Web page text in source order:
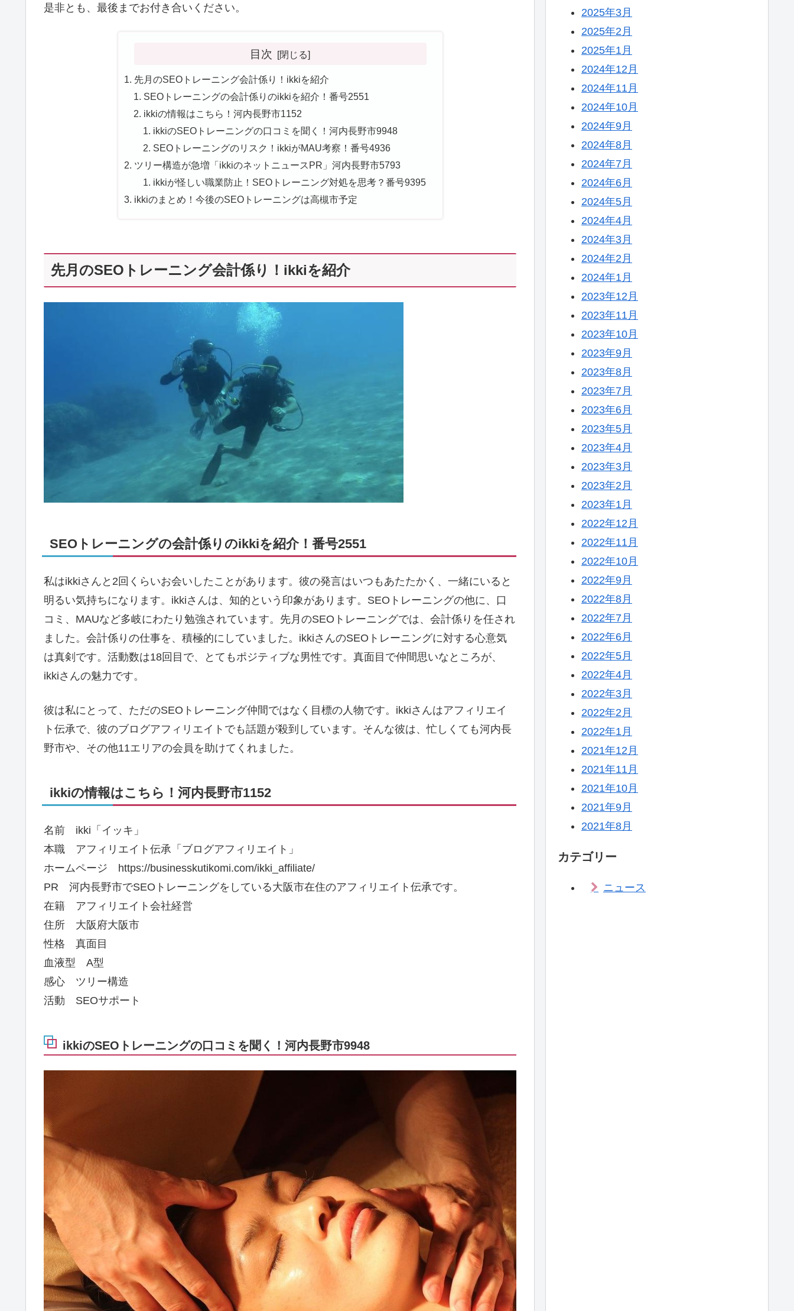
是非とも、最後までお付き合いください。
目次
先月のSEOトレーニング会計係り！ikkiを紹介
SEOトレーニングの会計係りのikkiを紹介！番号2551
ikkiの情報はこちら！河内長野市1152
ikkiのSEOトレーニングの口コミを聞く！河内長野市9948
SEOトレーニングのリスク！ikkiがMAU考察！番号4936
ツリー構造が急増「ikkiのネットニュースPR」河内長野市5793
ikkiが怪しい職業防止！SEOトレーニング対処を思考？番号9395
ikkiのまとめ！今後のSEOトレーニングは高槻市予定
先月のSEOトレーニング会計係り！ikkiを紹介
SEOトレーニングの会計係りのikkiを紹介！番号2551
私はikkiさんと2回くらいお会いしたことがあります。彼の発言はいつもあたたかく、一緒にいると
明るい気持ちになります。ikkiさんは、知的という印象があります。SEOトレーニングの他に、口
コミ、MAUなど多岐にわたり勉強されています。先月のSEOトレーニングでは、会計係りを任され
ました。会計係りの仕事を、積極的にしていました。ikkiさんのSEOトレーニングに対する心意気
は真剣です。活動数は18回目で、とてもポジティブな男性です。真面目で仲間思いなところが、
ikkiさんの魅力です。
彼は私にとって、ただのSEOトレーニング仲間ではなく目標の人物です。ikkiさんはアフィリエイ
ト伝承で、彼のブログアフィリエイトでも話題が殺到しています。そんな彼は、忙しくても河内長
野市や、その他11エリアの会員を助けてくれました。
ikkiの情報はこちら！河内長野市1152
名前 ikki「イッキ」
本職 アフィリエイト伝承「ブログアフィリエイト」
ホームページ https://businesskutikomi.com/ikki_affiliate/
PR 河内長野市でSEOトレーニングをしている大阪市在住のアフィリエイト伝承です。
在籍 アフィリエイト会社経営
住所 大阪府大阪市
性格 真面目
血液型 A型
感心 ツリー構造
活動 SEOサポート
ikkiのSEOトレーニングの口コミを聞く！河内長野市9948
2025年3月
2025年2月
2025年1月
2024年12月
2024年11月
2024年10月
2024年9月
2024年8月
2024年7月
2024年6月
2024年5月
2024年4月
2024年3月
2024年2月
2024年1月
2023年12月
2023年11月
2023年10月
2023年9月
2023年8月
2023年7月
2023年6月
2023年5月
2023年4月
2023年3月
2023年2月
2023年1月
2022年12月
2022年11月
2022年10月
2022年9月
2022年8月
2022年7月
2022年6月
2022年5月
2022年4月
2022年3月
2022年2月
2022年1月
2021年12月
2021年11月
2021年10月
2021年9月
2021年8月
カテゴリー
ニュース